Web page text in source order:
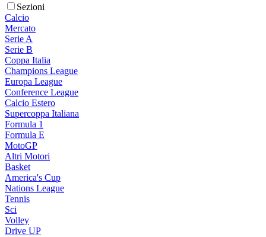
Sezioni
Calcio
Mercato
Serie A
Serie B
Coppa Italia
Champions League
Europa League
Conference League
Calcio Estero
Supercoppa Italiana
Formula 1
Formula E
MotoGP
Altri Motori
Basket
America's Cup
Nations League
Tennis
Sci
Volley
Drive UP